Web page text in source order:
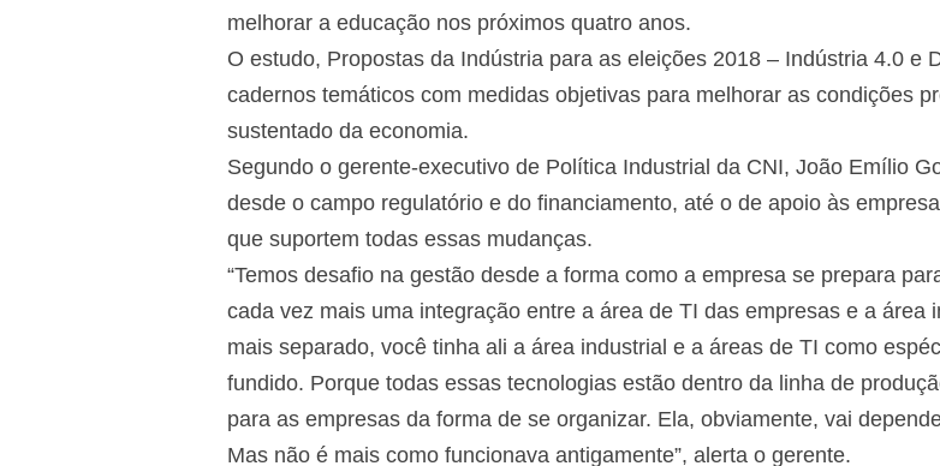
melhorar a educação nos próximos quatro anos.
O estudo, Propostas da Indústria para as eleições 2018 – Indústria 4.0 e
cadernos temáticos com medidas objetivas para melhorar as condições
sustentado da economia.
Segundo o gerente-executivo de Política Industrial da CNI, João Emílio
desde o campo regulatório e do financiamento, até o de apoio às
que suportem todas essas mudanças.
“Temos desafio na gestão desde a forma como a empresa se prepara
cada vez mais uma integração entre a área de TI das empresas e a
mais separado, você tinha ali a área industrial e a áreas de TI como
fundido. Porque todas essas tecnologias estão dentro da linha de
para as empresas da forma de se organizar. Ela, obviamente, vai
Mas não é mais como funcionava antigamente”, alerta o gerente.